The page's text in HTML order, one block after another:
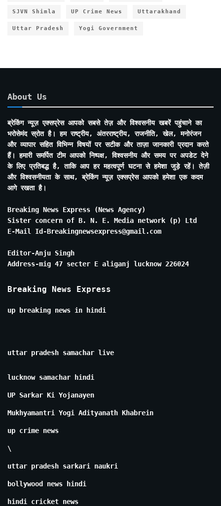
SJVN Shimla UP Crime News Uttarakhand
Uttar Pradesh Yogi Government
About Us
ब्रेकिंग न्यूज़ एक्सप्रेस आपको सबसे तेज़ और विश्वसनीय खबरें पहुंचाने का
भरोसेमंद स्रोत है। हम राष्ट्रीय, अंतरराष्ट्रीय, राजनीति, खेल, मनोरंजन
और व्यापार सहित विभिन्न विषयों पर सटीक और ताज़ा जानकारी प्रदान करते
हैं। हमारी समर्पित टीम आपको निष्पक्ष, विश्वसनीय और समय पर अपडेट देने
के लिए प्रतिबद्ध है, ताकि आप हर महत्वपूर्ण घटना से हमेशा जुड़े रहें। तेज़ी
और विश्वसनीयता के साथ, ब्रेकिंग न्यूज़ एक्सप्रेस आपको हमेशा एक कदम
आगे रखता है।
Breaking News Express (News Agency)
Sister concern of B. N. E. Media network (p) Ltd
E-Mail Id-Breakingnewsexpress@gmail.com
Editor-Anju Singh
Address-mig 47 secter E aliganj lucknow 226024
Breaking News Express
up breaking news in hindi
uttar pradesh samachar live
lucknow samachar hindi
UP Sarkar Ki Yojanayen
Mukhyamantri Yogi Adityanath Khabrein
up crime news
\
uttar pradesh sarkari naukri
bollywood news hindi
hindi cricket news